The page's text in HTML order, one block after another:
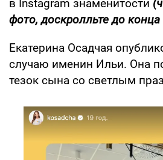
в Instagram знаменитости
фото, доскролльте до
Екатерина Осадчая
случаю именин Ильи. Она
тезок сына со светлым